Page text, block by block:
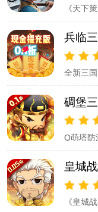
外，游
《天下
级！游
酷炫的
统。其
个不一
兵临
全新三
势来袭!
国之巅;
的御灵
山!游戏
碉堡
Q萌塔防
持利剑
险，邂
心动的
烧脑的
皇城
《皇城